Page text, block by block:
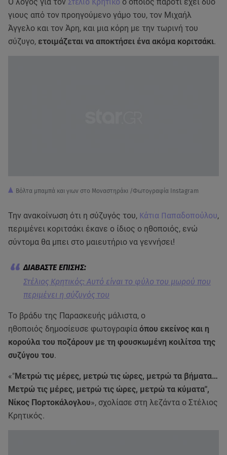
γιους από τον προηγούμενο γάμο του, τον Μιχαήλ
Άγγελο και τον Άρη, και μια κόρη με την τωρινή του
σύζυγο, ετοιμάζεται να αποκτήσει ένα ακόμα κοριτσάκι.
Βόλτα μπαμπά και γιων στο Μοναστηράκι /Φωτογραφία Instagram
Την ανακοίνωση ότι η σύζυγός του, Κάτια Παπαδοπούλου,
περιμένει κοριτσάκι έκανε ο ίδιος ο ηθοποιός, ενώ
σύντομα θα μπει στο μαιευτήριο να γεννήσει!
Στέλιος Κρητικός: Αυτό είναι το φύλο του μωρού που
περιμένει η σύζυγός του
Το βράδυ της Παρασκευής μάλιστα, ο
ηθοποιός δημοσίευσε φωτογραφία όπου εκείνος και η
κορούλα του ποζάρουν με τη φουσκωμένη κοιλίτσα της
συζύγου του.
«"Μετρώ τις μέρες, μετρώ τις ώρες, μετρώ τα βήματα…
Μετρώ τις μέρες, μετρώ τις ώρες, μετρώ τα κύματα",
Νίκος Πορτοκάλογλου», σχολίασε στη λεζάντα ο Στέλιος
Κρητικός.